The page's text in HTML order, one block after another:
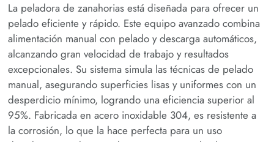
La peladora de zanahorias está diseñada para ofrecer un
pelado eficiente y rápido. Este equipo avanzado combina
alimentación manual con pelado y descarga automáticos,
alcanzando gran velocidad de trabajo y resultados
excepcionales. Su sistema simula las técnicas de pelado
manual, asegurando superficies lisas y uniformes con un
desperdicio mínimo, logrando una eficiencia superior al
95%. Fabricada en acero inoxidable 304, es resistente a
la corrosión, lo que la hace perfecta para un uso